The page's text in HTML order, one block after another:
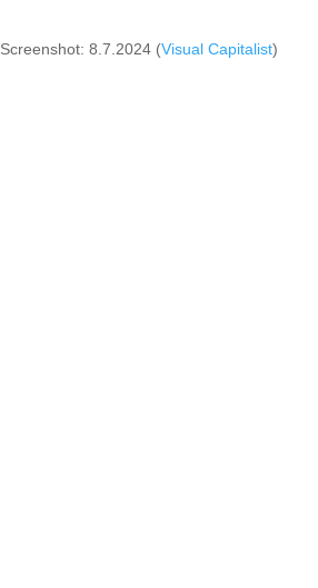
Screenshot: 8.7.2024 (Visual Capitalist)